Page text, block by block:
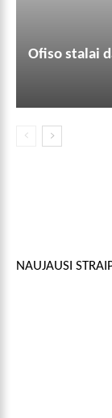
Ofiso stalai
NAUJAUSI